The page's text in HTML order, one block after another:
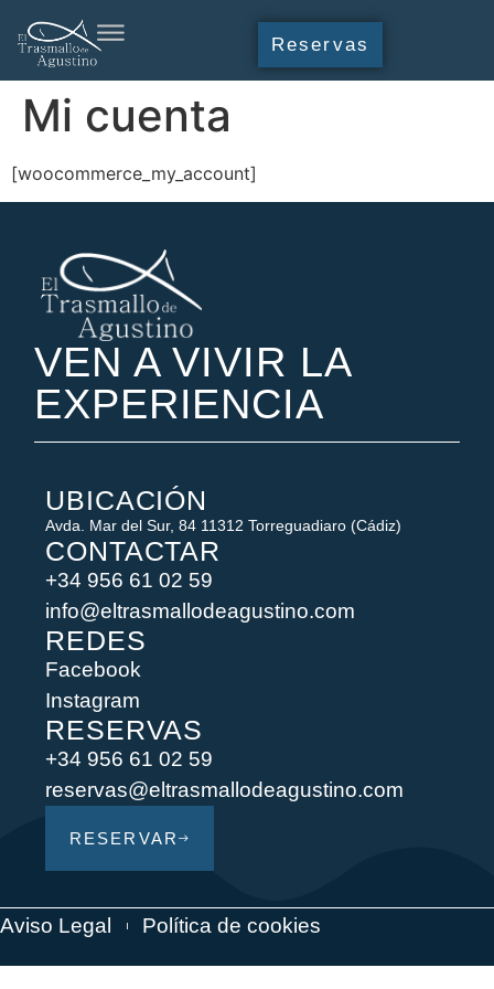
Reservas
Mi cuenta
[woocommerce_my_account]
VEN A VIVIR LA
EXPERIENCIA
UBICACIÓN
Avda. Mar del Sur, 84 11312 Torreguadiaro (Cádiz)
CONTACTAR
+34 956 61 02 59
info@eltrasmallodeagustino.com
REDES
Facebook
Instagram
RESERVAS
+34 956 61 02 59
reservas@eltrasmallodeagustino.com
RESERVAR
Aviso Legal Política de cookies